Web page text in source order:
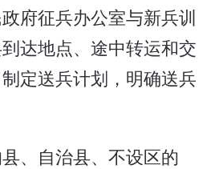
政府征兵办公室与新兵训
达地点、途中转运和交
定送兵计划，明确送兵
县、自治县、不设区的